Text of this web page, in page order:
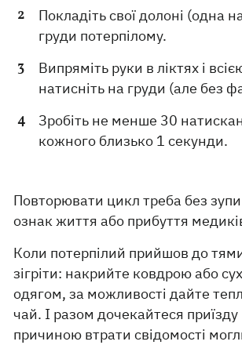
Покладіть свої долоні (одна
груди потерпілому.
Випряміть руки в ліктях і
натисніть на груди (але без
Зробіть не менше 30
кожного близько 1 секунди.
Повторювати цикл треба без
ознак життя або прибуття
Коли потерпілий прийшов до
зігріти: накрийте ковдрою або
одягом, за можливості дайте
чай. І разом дочекайтеся
причиною втрати свідомості